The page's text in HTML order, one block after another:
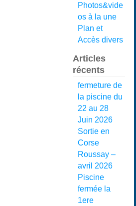
Photos&vide
os à la une
Plan et
Accès divers
Articles
récents
fermeture de
la piscine du
22 au 28
Juin 2026
Sortie en
Corse
Roussay –
avril 2026
Piscine
fermée la
1ere